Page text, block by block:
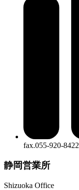
fax.055-920-8422
静岡営業所
Shizuoka Office